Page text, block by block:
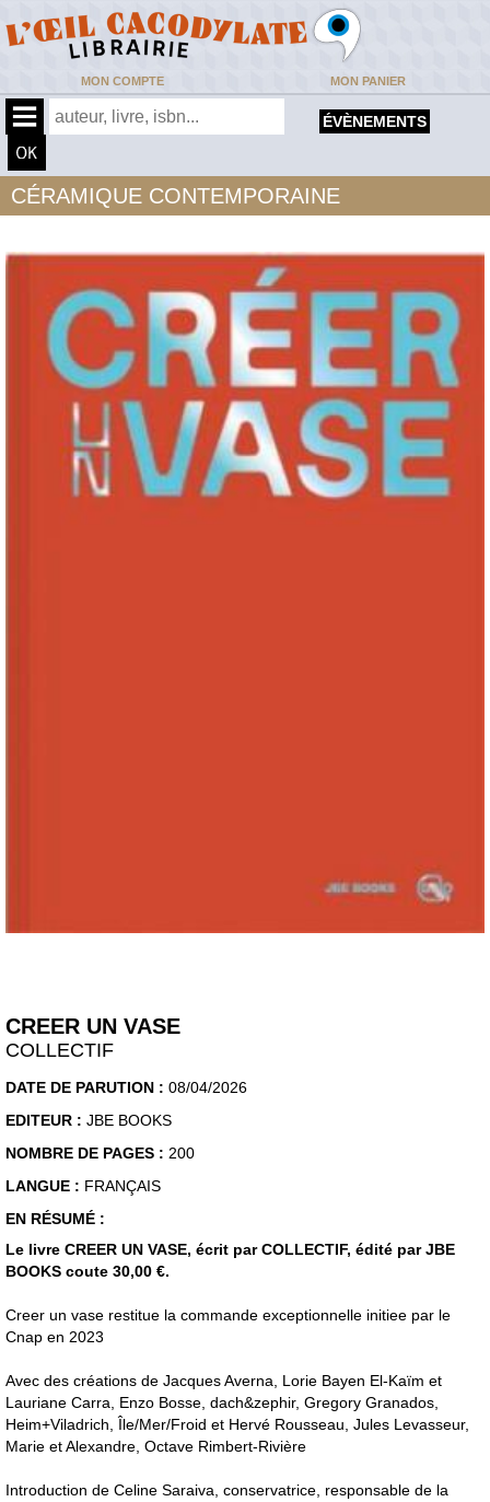
MON COMPTE MON PANIER
ÉVÈNEMENTS
CÉRAMIQUE CONTEMPORAINE
CREER UN VASE
COLLECTIF
DATE DE PARUTION : 08/04/2026
EDITEUR : JBE BOOKS
NOMBRE DE PAGES : 200
LANGUE : FRANÇAIS
EN RÉSUMÉ :
Le livre CREER UN VASE, écrit par COLLECTIF, édité par JBE
BOOKS coute 30,00 €.
Creer un vase restitue la commande exceptionnelle initiee par le
Cnap en 2023
Avec des créations de Jacques Averna, Lorie Bayen El-Kaïm et
Lauriane Carra, Enzo Bosse, dach&zephir, Gregory Granados,
Heim+Viladrich, Île/Mer/Froid et Hervé Rousseau, Jules Levasseur,
Marie et Alexandre, Octave Rimbert-Rivière
Introduction de Celine Saraiva, conservatrice, responsable de la